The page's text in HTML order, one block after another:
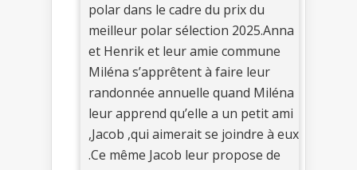
polar dans le cadre du prix du
meilleur polar sélection 2025.Anna
et Henrik et leur amie commune
Miléna s’apprêtent à faire leur
randonnée annuelle quand Miléna
leur apprend qu’elle a un petit ami
,Jacob ,qui aimerait se joindre à eux
.Ce même Jacob leur propose de